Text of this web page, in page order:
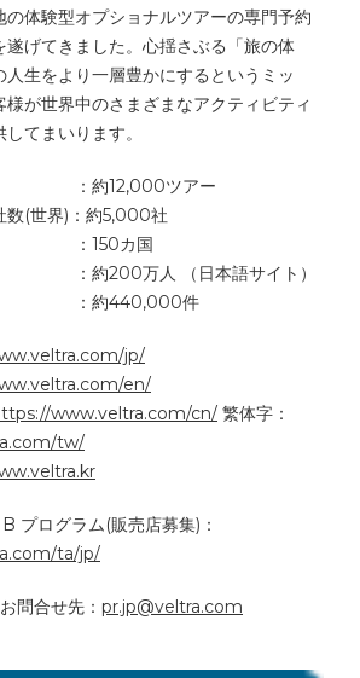
の体験型オプショナルツアーの専門予約
遂げてきました。心揺さぶる「旅の体
生をより一層豊かにするというミッ
が世界中のさまざまなアクティビティ
てまいります。
：約12,000ツアー
数(世界)：約5,000社
150カ国
万人 （日本語サイト）
：約440,000件
jp/
en/
www.veltra.com/cn/ 繁体字：
tw/
プログラム(販売店募集)：
ta/jp/
問合せ先： pr.jp@veltra.com